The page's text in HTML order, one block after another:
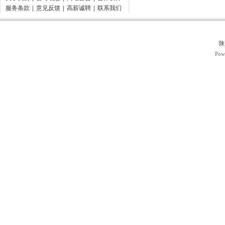
服务条款
意见反馈 高薪诚聘 联系我们